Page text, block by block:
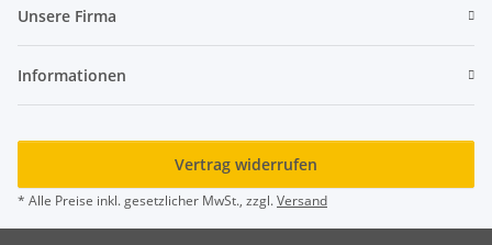
Unsere Firma
Informationen
Vertrag widerrufen
* Alle Preise inkl. gesetzlicher MwSt., zzgl.Versand